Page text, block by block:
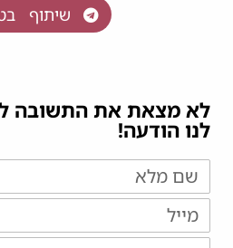
שיתוף
לא מצאת את התשובה
לנו הודעה!